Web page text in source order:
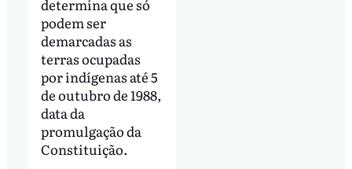
determina que só
podem ser
demarcadas as
terras ocupadas
por indígenas até 5
de outubro de 1988,
data da
promulgação da
Constituição.